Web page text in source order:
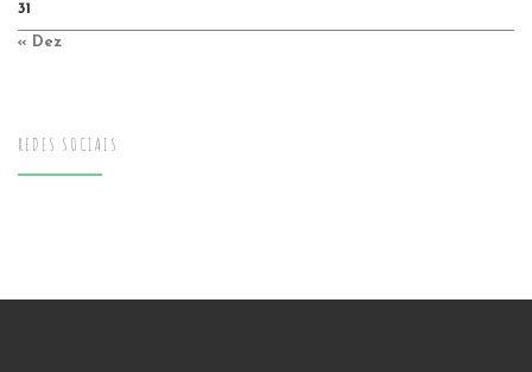
31
« Dez
REDES SOCIAIS